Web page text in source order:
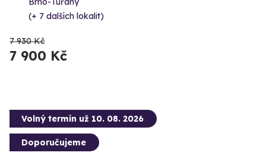
(+ 7 dalších lokalit)
7 930 Kč
7 900 Kč
Volný termín už 10. 08. 2026
Doporučujeme